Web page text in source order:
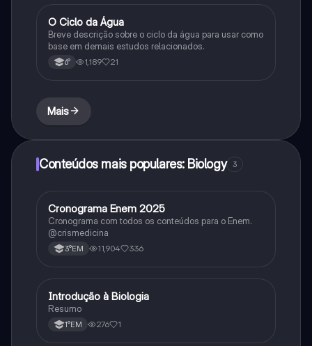
Química
O Ciclo da Água
Breve descrição sobre o ciclo da água para usar como
base em demais estudos relacionados.
6° 1,189 21
Mais
Conteúdos mais populares: Biology 3
Matematica
Cronograma Enem 2025
Cronograma com todos os conteúdos para o Enem.
@crismedicina
3°EM 11,904 336
Biologia
Introdução à Biologia
Resumo
1°EM 276 1